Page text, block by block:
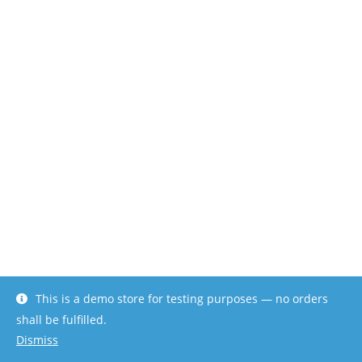
This is a demo store for testing purposes — no orders
shall be fulfilled.
Dismiss